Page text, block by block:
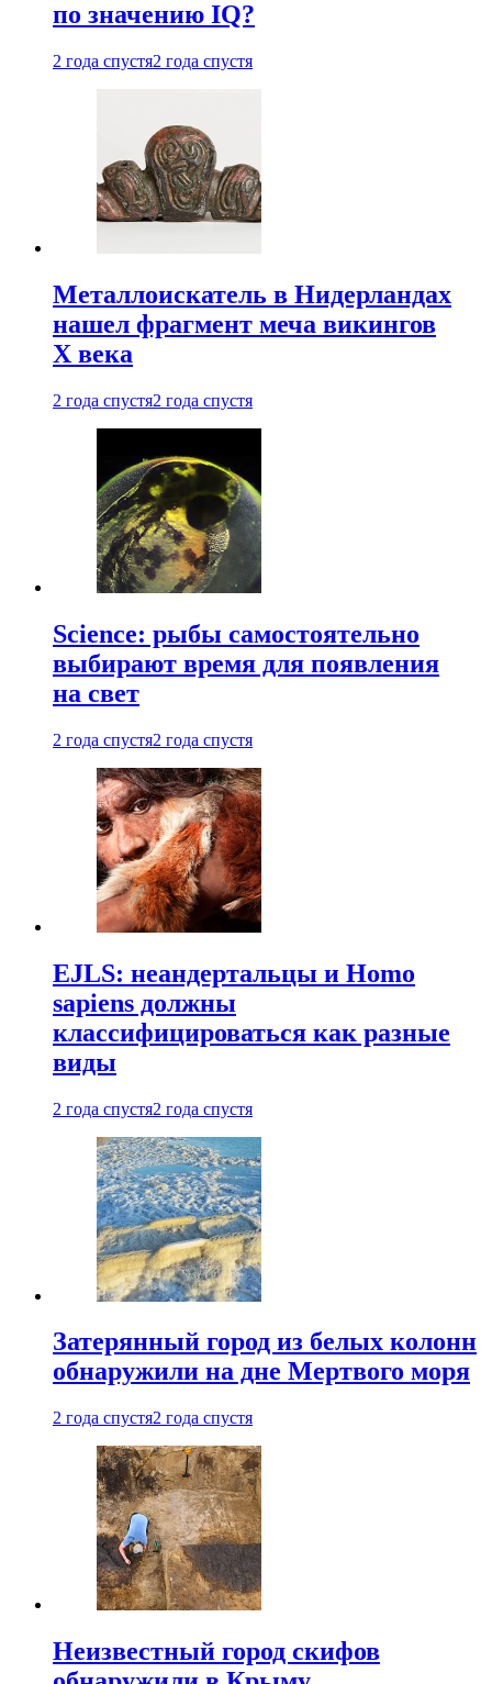
по значению IQ?
2 года спустя2 года спустя
Металлоискатель в Нидерландах
нашел фрагмент меча викингов
X века
2 года спустя2 года спустя
Science: рыбы самостоятельно
выбирают время для появления
на свет
2 года спустя2 года спустя
EJLS: неандертальцы и Homo
sapiens должны
классифицироваться как разные
виды
2 года спустя2 года спустя
Затерянный город из белых колонн
обнаружили на дне Мертвого моря
2 года спустя2 года спустя
Неизвестный город скифов